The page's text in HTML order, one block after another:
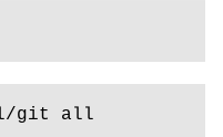
git all